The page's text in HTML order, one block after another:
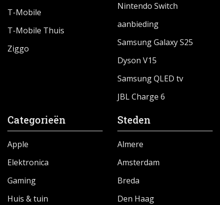
T-Mobile
T-Mobile Thuis
Ziggo
Nintendo Switch
aanbieding
Samsung Galaxy S25
Dyson V15
Samsung QLED tv
JBL Charge 6
Categorieën
Apple
Elektronica
Gaming
Huis & tuin
Steden
Almere
Amsterdam
Breda
Den Haag